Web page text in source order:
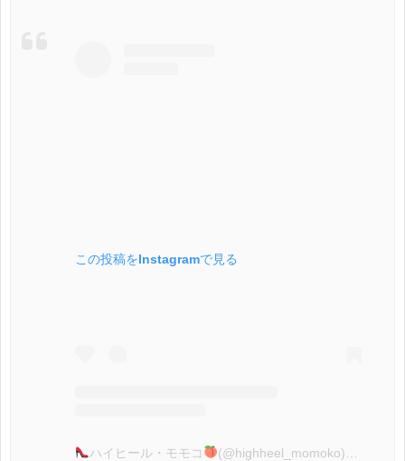
この投稿をInstagramで見る
ハイヒール・モモコ (@highheel_momoko)がシェアした投稿